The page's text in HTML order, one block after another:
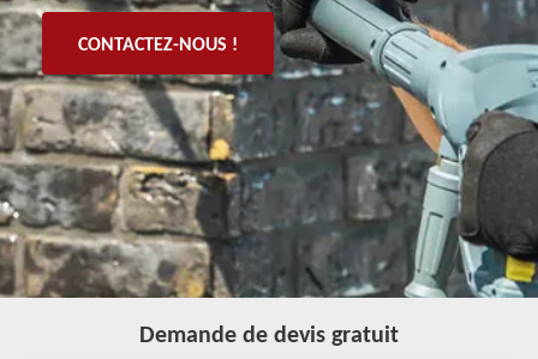
CONTACTEZ-NOUS !
Demande de devis gratuit